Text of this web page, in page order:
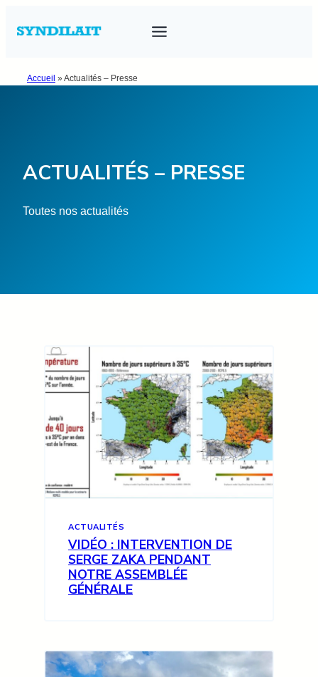
au
Accueil » Actualités – Presse
ACTUALITÉS – PRESSE
Toutes nos actualités
ACTUALITÉS
VIDÉO : INTERVENTION DE
SERGE ZAKA PENDANT
NOTRE ASSEMBLÉE
GÉNÉRALE